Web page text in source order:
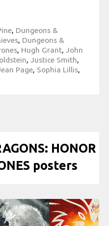
, Dungeons &
, Dungeons &
, Hugh Grant, John
, Justice Smith,
Page, Sophia Lillis,
HONOR
posters